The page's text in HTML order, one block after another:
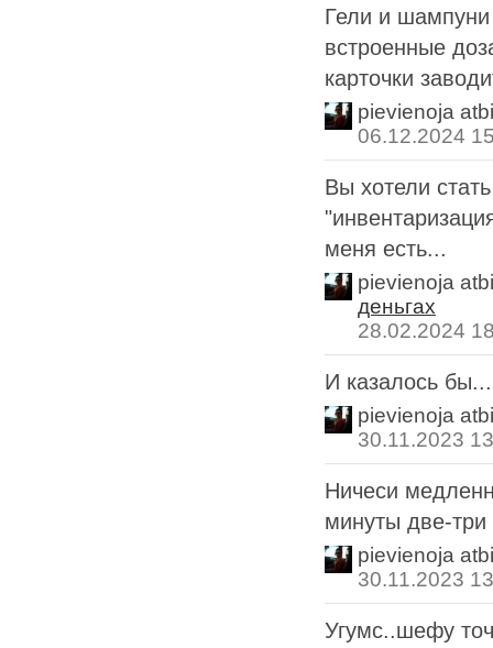
Гели и шампуни
встроенные
карточки
pievienoja
06.12.2024
Вы хотели
меня есть...
pievienoja
деньгах
28.02.2024
И казалось
pievienoja
30.11.2023
Ничеси
минуты две-
pievienoja
30.11.2023
Угумс..шефу